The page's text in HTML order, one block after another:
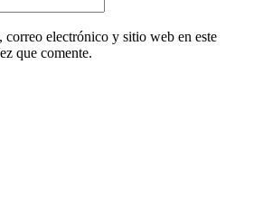
correo electrónico y sitio web en este
que comente.